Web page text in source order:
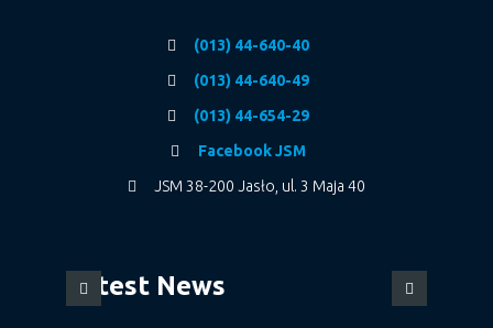
(013) 44-640-40
(013) 44-640-49
(013) 44-654-29
Facebook JSM
JSM 38-200 Jasło, ul. 3 Maja 40
Latest News